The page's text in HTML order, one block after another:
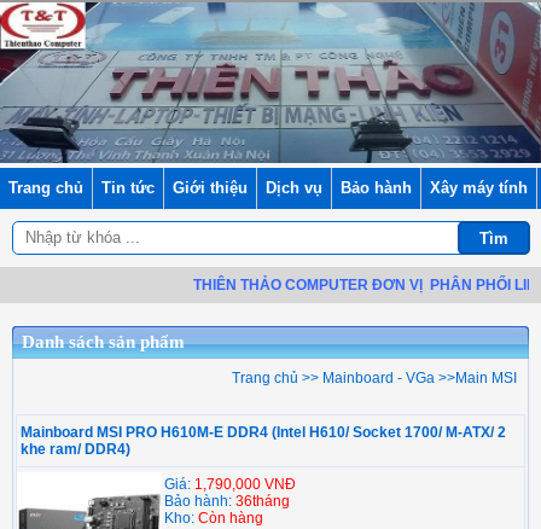
Trang chủ Tin tức Giới thiệu Dịch vụ Bảo hành Xây máy tính
THIÊN THẢO COMPUTER ĐƠN VỊ PHÂN PHỐI LINH
Danh sách sản phẩm
Trang chủ >> Mainboard - VGa >>Main MSI
Mainboard MSI PRO H610M-E DDR4 (Intel H610/ Socket 1700/ M-ATX/ 2
khe ram/ DDR4)
Giá: 1,790,000 VNĐ
Bảo hành: 36tháng
Kho: Còn hàng